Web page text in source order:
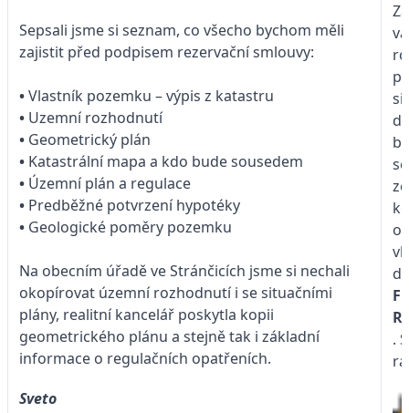
Sepsali jsme si seznam, co všecho bychom měli
zajistit před podpisem rezervační smlouvy:
•Vlastník pozemku – výpis z katastru
• Uzemní rozhodnutí
• Geometrický plán
• Katastrální mapa a kdo bude sousedem
• Územní plán a regulace
• Predběžné potvrzení hypotéky
• Geologické poměry pozemku
Na obecním úřadě ve Stránčicích jsme si nechali
okopírovat územní rozhodnutí i se situačními
plány, realitní kancelář poskytla kopii
geometrického plánu a stejně tak i základní
informace o regulačních opatřeních.
Sveto
si
.